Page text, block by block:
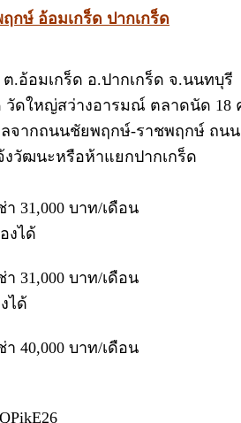
กษ์ อ้อมเกร็ด ปากเกร็ด
.อ้อมเกร็ด อ.ปากเกร็ด จ.นนทบุรี
วัดใหญ่สว่างอารมณ์ ตลาดนัด
จากถนนชัยพฤกษ์-ราชพฤกษ์ ถน
วัฒนะหรือห้าแยกปากเกร็ด
31,000 บาท/เดือน
งได้
31,000 บาท/เดือน
ได้
40,000 บาท/เดือน